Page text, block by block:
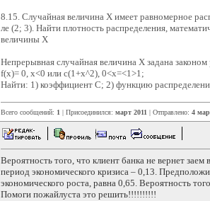
8.15. Случайная величина Х имеет равномерное
ле (2; 3). Найти плотность распределения,
величины Х
Непрерывная случайная величина X задана законом
f(x)= 0, x<0 или с(1+x^2), 0<x=<1>1;
Найти: 1) коэффициент C; 2) функцию
Всего сообщений: 1 | Присоединился: март 2011 | Отправлено: 4
Вероятность того, что клиент банка не вернет
период экономического кризиса – 0,13.
экономического роста, равна 0,65. Вероятность
Помоги пожайлуста это решить!!!!!!!!!!